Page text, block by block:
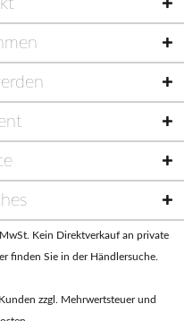
Kein Direktverkauf an private
finden Sie in der Händlersuche
zzgl. Mehrwertsteuer und